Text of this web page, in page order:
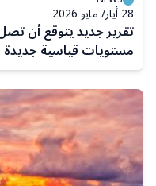
28 أيار/ مايو 2026
تقرير جديد يتوقع أن
مستويات قياسية